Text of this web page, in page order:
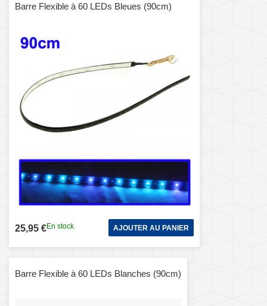
Barre Flexible à 60 LEDs Bleues (90cm)
25,95 €En stock AJOUTER AU PANIER
Barre Flexible à 60 LEDs Blanches (90cm)